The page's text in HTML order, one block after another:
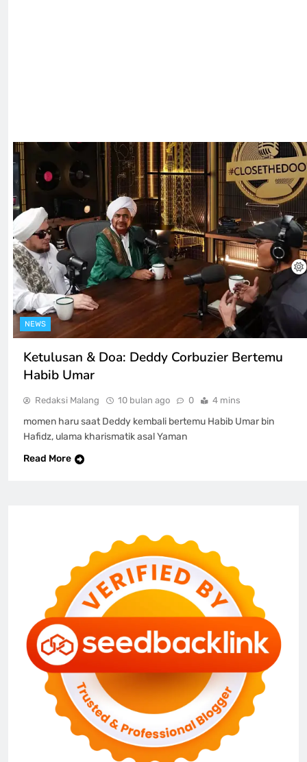
NEWS
Ketulusan & Doa: Deddy Corbuzier Bertemu
Habib Umar
Redaksi Malang 10 bulan ago 0 4 mins
momen haru saat Deddy kembali bertemu Habib Umar bin
Hafidz, ulama kharismatik asal Yaman
Read More